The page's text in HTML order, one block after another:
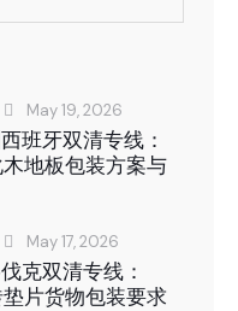
May 19, 2026
班牙双清专线：
木地板包装方案与
May 17, 2026
克双清专线：
垫片货物包装要求